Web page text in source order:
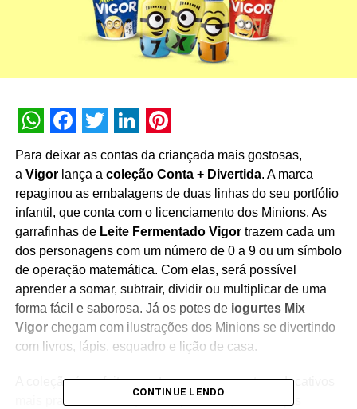
WhatsApp
Facebook
Twitter
LinkedIn
Pinterest
Para deixar as contas da criançada mais gostosas,
a Vigorlança a coleção Conta + Divertida. A marca
repaginou as embalagens de duas linhas do seu portfólio
infantil, que conta com o licenciamento dos Minions. As
garrafinhas de Leite Fermentado Vigortrazem cada um
dos personagens com um número de 0 a 9 ou um símbolo
de operação matemática. Com elas, será possível
aprender a somar, subtrair, dividir ou multiplicar de uma
forma fácil e saborosa. Já os potes de iogurtes Mix
Vigorchegam com ilustrações dos Minions se divertindo
com livros, lápis, esquadro e lição de casa.
A coleção é perfeita para tornar os momentos educativos
mais prazerosos. Enquanto aprendem, as crianças
CONTINUE LENDO